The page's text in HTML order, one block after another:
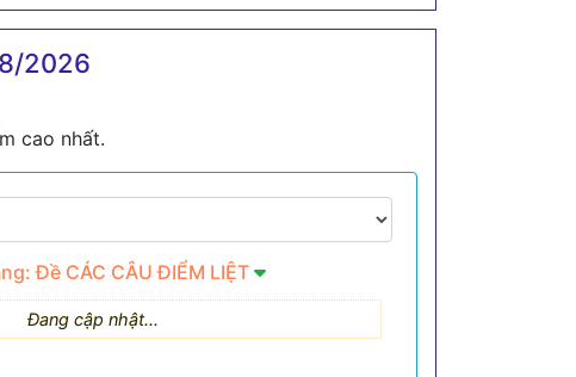
2026
cao nhất.
Đề CÁC CÂU ĐIỂM LIỆT
Đang cập nhật...